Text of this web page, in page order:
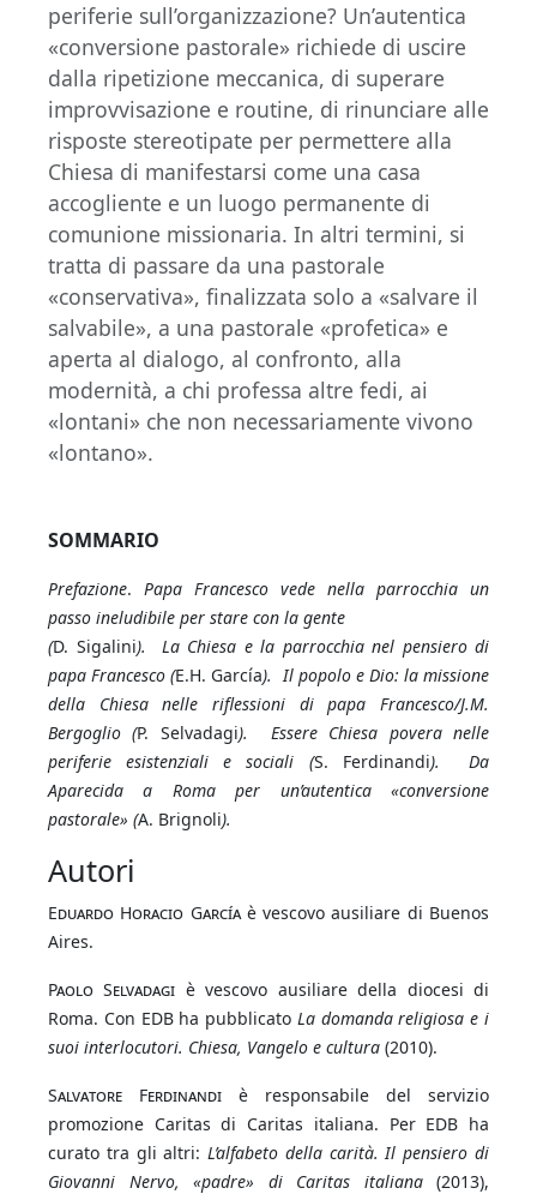
periferie sull’organizzazione? Un’autentica
«conversione pastorale» richiede di uscire
dalla ripetizione meccanica, di superare
improvvisazione e routine, di rinunciare alle
risposte stereotipate per permettere alla
Chiesa di manifestarsi come una casa
accogliente e un luogo permanente di
comunione missionaria. In altri termini, si
tratta di passare da una pastorale
«conservativa», finalizzata solo a «salvare il
salvabile», a una pastorale «profetica» e
aperta al dialogo, al confronto, alla
modernità, a chi professa altre fedi, ai
«lontani» che non necessariamente vivono
«lontano».
SOMMARIO
Prefazione. Papa Francesco vede nella parrocchia un
passo ineludibile per stare con la gente
(D. Sigalini). La Chiesa e la parrocchia nel pensiero di
papa Francesco (E.H. García). Il popolo e Dio: la missione
della Chiesa nelle riflessioni di papa Francesco/J.M.
Bergoglio (P. Selvadagi). Essere Chiesa povera nelle
periferie esistenziali e sociali (S. Ferdinandi). Da
Aparecida a Roma per un’autentica «conversione
pastorale» (A. Brignoli).
Autori
Eduardo Horacio Garcíaè vescovo ausiliare di Buenos
Aires.
Paolo Selvadagi è vescovo ausiliare della diocesi di
Roma. Con EDB ha pubblicato La domanda religiosa e i
suoi interlocutori. Chiesa, Vangelo e cultura (2010).
Salvatore Ferdinandi è responsabile del servizio
promozione Caritas di Caritas italiana. Per EDB ha
curato tra gli altri:L’alfabeto della carità. Il pensiero di
Giovanni Nervo, «padre» di Caritas italiana (2013),